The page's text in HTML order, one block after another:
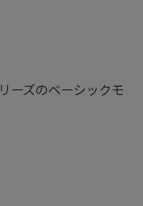
ーズのベーシックモ